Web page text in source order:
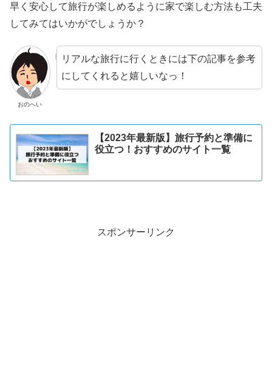
早く安心して旅行が楽しめるように家で楽しむ方法も工夫
してみてはいかがでしょうか？
おのへい
リアルな旅行に行くときには下の記事を参考
にしてくれると嬉しいなっ！
【2023年最新版】旅行予約と準備に
役立つ！おすすめのサイト一覧
スポンサーリンク